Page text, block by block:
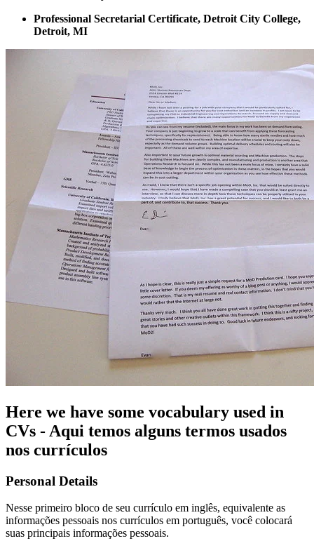
Professional Secretarial Certificate, Detroit City College,
Detroit, MI
Here we have some vocabulary used in
CVs - Aqui temos alguns termos usados
nos currículos
Personal Details
Nesse primeiro bloco de seu currículo em inglês, equivalente as
informações pessoais nos currículos em português, você colocará
suas principais informações pessoais.